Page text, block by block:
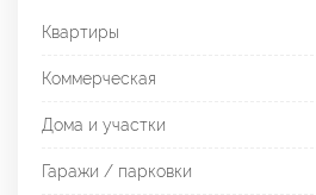
Квартиры
Коммерческая
Дома и участки
Гаражи / парковки